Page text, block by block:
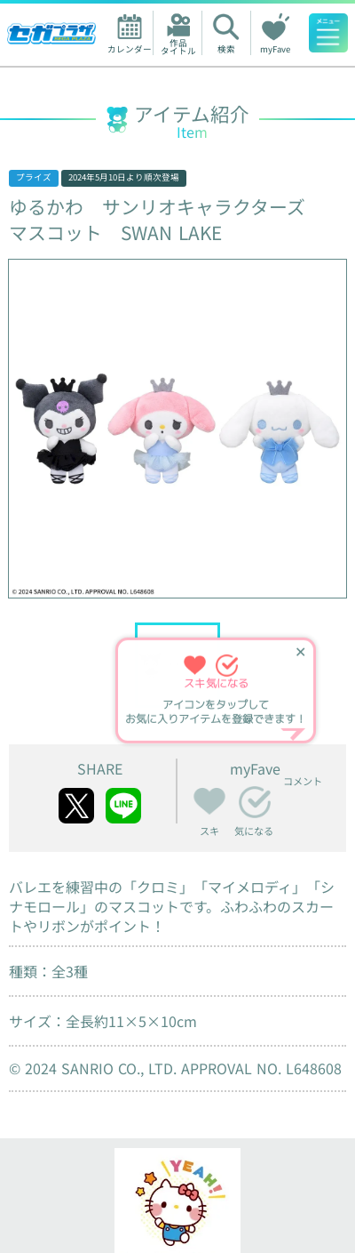
カレンダー 作品
タイトル 検索 myFave
人気ワード
アイテム紹介
Item
プライズ 2024年5月10日 より順次登場
ゆるかわ
サンリオキャラクターズ
マスコット
SWAN LAKE
✕
スキ気になる
アイコンをタップして
お気に入りアイテムを登録できます！
SHARE myFave
スキ 気になる
コメント
バレエを練習中の「クロミ」「マイメロディ」「シ
ナモロール」のマスコットです。ふわふわのスカー
トやリボンがポイント！
種類：全3種
サイズ：全長約11×5×10cm
© 2024 SANRIO CO., LTD. APPROVAL NO. L648608